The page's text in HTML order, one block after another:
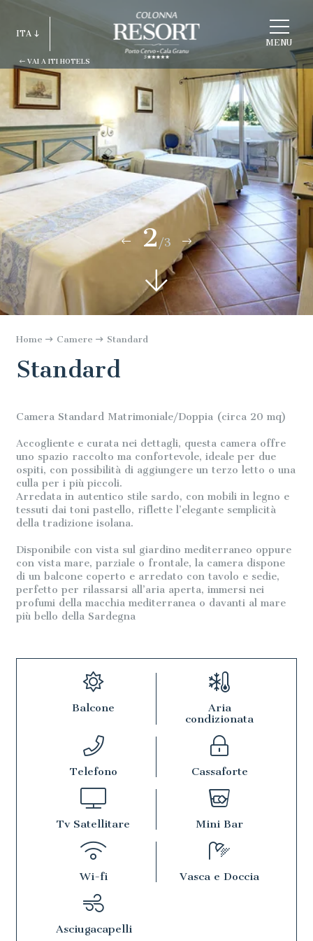
MENU
VAI A ITI HOTELS
ITA
ENG
DEU
RUS
2 /3
Home Camere Standard
Standard
Camera Standard Matrimoniale/Doppia (circa 20 mq)
Accogliente e curata nei dettagli, questa camera offre
uno spazio raccolto ma confortevole, ideale per due
ospiti, con possibilità di aggiungere un terzo letto o una
culla per i più piccoli.
Arredata in autentico stile sardo, con mobili in legno e
tessuti dai toni pastello, riflette l’elegante semplicità
della tradizione isolana.
Disponibile con vista sul giardino mediterraneo oppure
con vista mare, parziale o frontale, la camera dispone
di un balcone coperto e arredato con tavolo e sedie,
perfetto per rilassarsi all’aria aperta, immersi nei
profumi della macchia mediterranea o davanti al mare
più bello della Sardegna
Balcone
Aria
condizionata
Telefono Cassaforte
Tv Satellitare Mini Bar
Wi-fi Vasca e Doccia
Asciugacapelli